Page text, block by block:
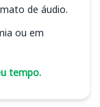
de áudio.
ou em
tempo.